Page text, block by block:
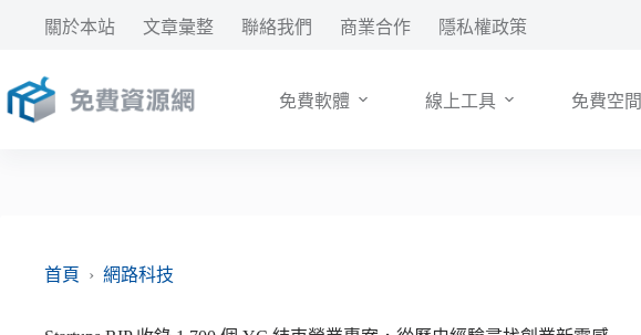
要
內
關於本站 文章彙整 聯絡我們 商業合作 隱私權政策
免費軟體 線上工具 免費空間
首頁 › 網路科技